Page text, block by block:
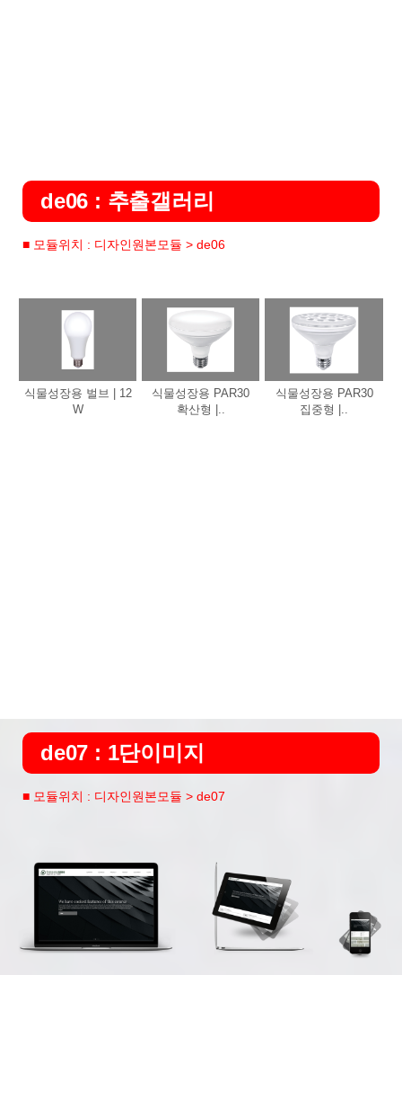
de06 : 추출갤러리
■ 모듈위치 : 디자인원본모듈 > de06
식물성장용 벌브 | 12
W
식물성장용 PAR30
확산형 |..
식물성장용 PAR30
집중형 |..
de07 : 1단이미지
■ 모듈위치 : 디자인원본모듈 > de07